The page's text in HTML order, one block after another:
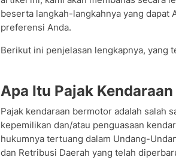
beserta langkah-langkahnya yang dapat
preferensi Anda.
Berikut ini penjelasan lengkapnya, yang
Apa Itu Pajak
Pajak kendaraan bermotor adalah salah
kepemilikan dan/atau penguasaan
hukumnya tertuang dalam Undang-
dan Retribusi Daerah yang telah